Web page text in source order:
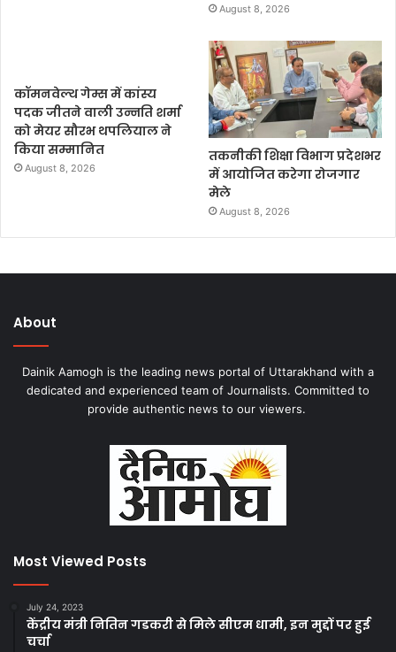
August 8, 2026
कॉमनवेल्थ गेम्स में कांस्य
पदक जीतने वाली उन्नति शर्मा
को मेयर सौरभ थपलियाल ने
किया सम्मानित
August 8, 2026
तकनीकी शिक्षा विभाग प्रदेशभर
में आयोजित करेगा रोजगार
मेले
August 8, 2026
About
Dainik Aamogh is the leading news portal of Uttarakhand with a
dedicated and experienced team of Journalists. Committed to
provide authentic news to our viewers.
Most Viewed Posts
July 24, 2023
केंद्रीय मंत्री नितिन गडकरी से मिले सीएम धामी, इन मुद्दों पर हुई
चर्चा